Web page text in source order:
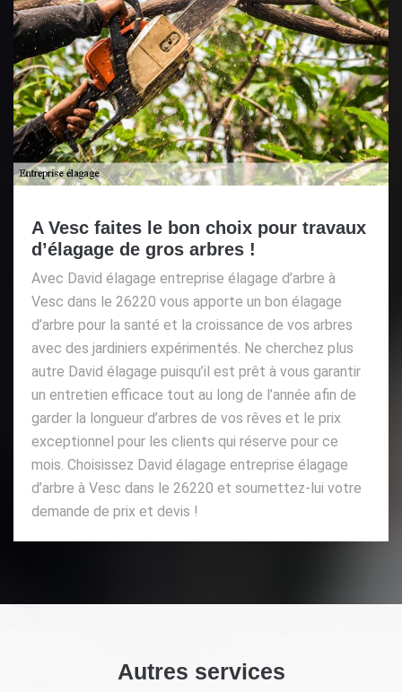
A Vesc faites le bon choix pour travaux
d’élagage de gros arbres !
Avec David élagage entreprise élagage d’arbre à
Vesc dans le 26220 vous apporte un bon élagage
d’arbre pour la santé et la croissance de vos arbres
avec des jardiniers expérimentés. Ne cherchez plus
autre David élagage puisqu’il est prêt à vous garantir
un entretien efficace tout au long de l’année afin de
garder la longueur d’arbres de vos rêves et le prix
exceptionnel pour les clients qui réserve pour ce
mois. Choisissez David élagage entreprise élagage
d’arbre à Vesc dans le 26220 et soumettez-lui votre
demande de prix et devis !
Autres services